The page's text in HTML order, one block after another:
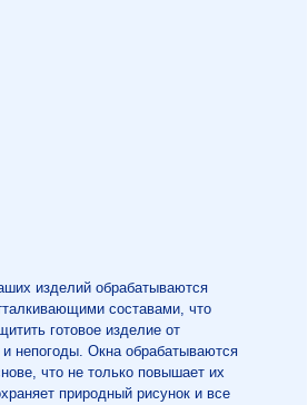
изделий обрабатываются
составами, что
готовое изделие от
непогоды. Окна обрабатываются
что не только повышает их
природный рисунок и все